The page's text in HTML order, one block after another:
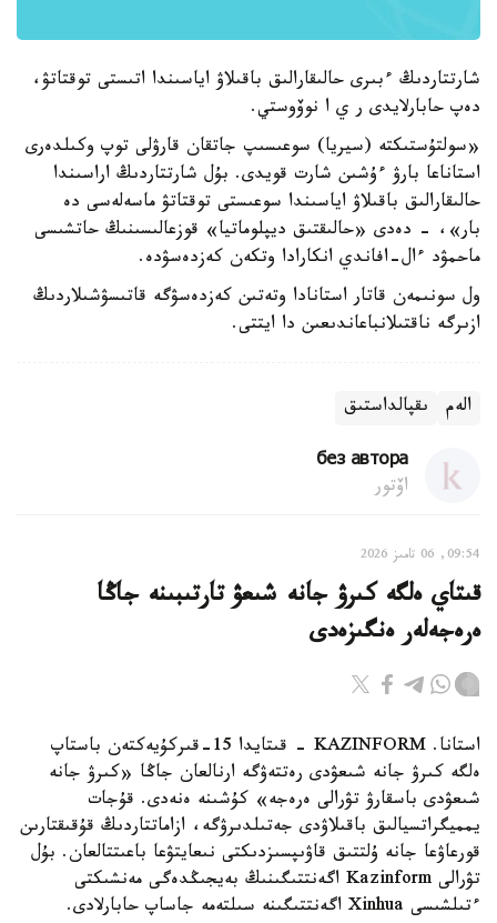
شارتتاردىڭ ءبىرى حالىقارالىق باقىلاۋ اياسىندا اتىستى توقتاتۋ،
دەپ حابارلايدى ر ي ا نوۆوستي.
«سولتۇستىكتە (سيريا) سوعىسىپ جاتقان قارۋلى توپ وكىلدەرى
استاناعا بارۋ ءۇشىن شارت قويدى. بۇل شارتتاردىڭ اراسىندا
حالىقارالىق باقىلاۋ اياسىندا سوعىستى توقتاتۋ ماسەلەسى دە
بار»، - دەدى «حالىقتىق ديپلوماتيا» قوزعالىسىنىڭ حاتشىسى
ماحمۋد ءال-افاندي انكارادا وتكەن كەزدەسۋدە.
ول سونىمەن قاتار استانادا وتەتىن كەزدەسۋگە قاتىسۋشىلاردىڭ
ازىرگە ناقتىلانباعاندىعىن دا ايتتى.
الەم ىقپالداستىق
без автора
اۆتور
09:54, 06 تامىز 2026
قىتاي ەلگە كىرۋ جانە شىعۋ تارتىبىنە جاڭا
ەرەجەلەر ەنگىزەدى
استانا. KAZINFORM - قىتايدا 15-قىركۇيەكتەن باستاپ
ەلگە كىرۋ جانە شىعۋدى رەتتەۋگە ارنالعان جاڭا «كىرۋ جانە
شىعۋدى باسقارۋ تۋرالى ەرەجە» كۇشىنە ەنەدى. قۇجات
يمميگراتسيالىق باقىلاۋدى جەتىلدىرۋگە، ازاماتتاردىڭ قۇقىقتارىن
قورعاۋعا جانە ۇلتتىق قاۋىپسىزدىكتى نىعايتۋعا باعىتتالعان. بۇل
تۋرالى Kazinform اگەنتتىگىنىڭ بەيجىڭدەگى مەنشىكتى
ءتىلشىسى Xinhua اگەنتتىگىنە سىلتەمە جاساپ حابارلادى.